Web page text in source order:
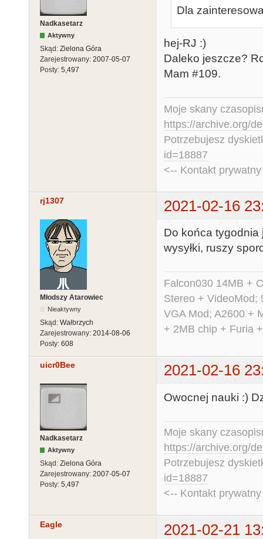
Nadkasetarz
Aktywny
Skąd: Zielona Góra
Zarejestrowany: 2007-05-07
Posty: 5,497
Dla
hej-RJ :)
Daleko jeszcze?
Mam #109.
Moje skany
https://archive.org/
Potrzebujesz
id=18887
<-- Kontakt
rj1307 2021-02-16
Młodszy Atarowiec
Nieaktywny
Skąd: Wałbrzych
Zarejestrowany: 2014-08-06
Posty: 608
Do końca tygodnia
wysyłki, ruszy
Falcon030 14MB +
Stereo + VideoMod;
VGA Mod; A2600 +
+ 2MB chip + Furia
uicr0Bee 2021-02-16
Nadkasetarz
Aktywny
Skąd: Zielona Góra
Zarejestrowany: 2007-05-07
Posty: 5,497
Owocnej nauki :)
Moje skany
https://archive.org/
Potrzebujesz
id=18887
<-- Kontakt
Eagle
2021-02-21